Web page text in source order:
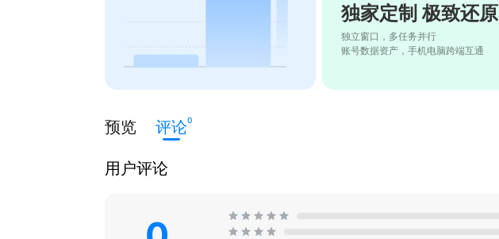
独家定制 极致还原
独立窗口，多任务并行
账号数据资产，手机电脑跨端互通
预览 评论0
用户评论